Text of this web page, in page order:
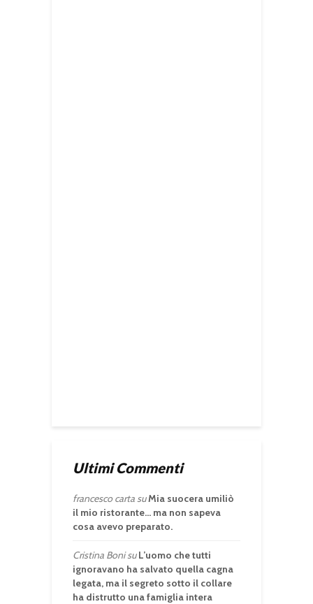
Ultimi Commenti
francesco carta suMia suocera umiliò
il mio ristorante… ma non sapeva
cosa avevo preparato.
Cristina BonisuL’uomo che tutti
ignoravano ha salvato quella cagna
legata, ma il segreto sotto il collare
ha distrutto una famiglia intera